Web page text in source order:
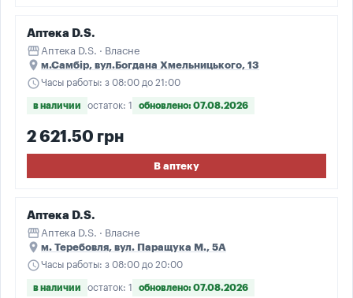
Аптека D.S.
storefront Аптека D.S. · Власне
place м.Самбір, вул.Богдана Хмельницького, 13
scheduleЧасы работы: з 08:00 до 21:00
в наличии остаток: 1 обновлено: 07.08.2026
2 621.50 грн
В аптеку
Аптека D.S.
storefront Аптека D.S. · Власне
place м. Теребовля, вул. Паращука М., 5А
scheduleЧасы работы: з 08:00 до 20:00
в наличии остаток: 1 обновлено: 07.08.2026